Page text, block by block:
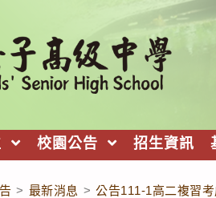
校園公告 招生資訊
> 最新消息 > 公告111-1高二複習